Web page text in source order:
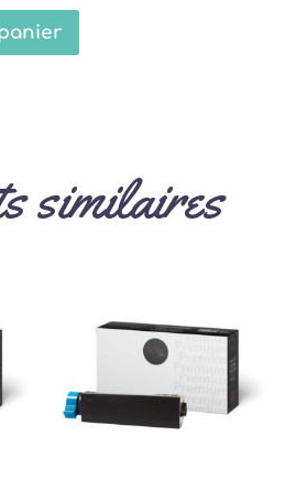
similaires